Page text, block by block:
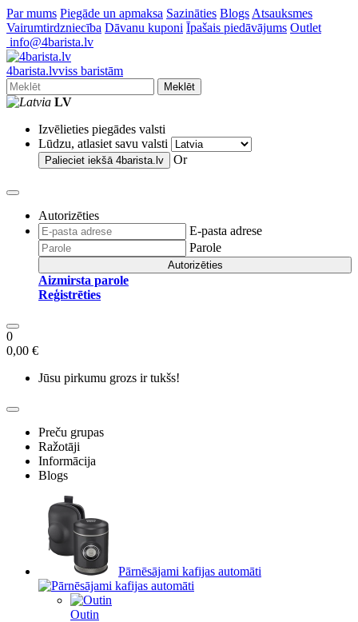
Par mums Piegāde un apmaksa Sazināties Blogs Atsauksmes
Vairumtirdzniecība Dāvanu kuponi Īpašais piedāvājums Outlet
info@4barista.lv
4barista.lvviss baristām
Meklēt
LV
Izvēlieties piegādes valsti
Lūdzu, atlasiet savu valsti
Palieciet iekšā 4barista.lv Or
Autorizēties
E-pasta adrese
Parole
Autorizēties
Aizmirsta parole
Reģistrēties
0
0,00 €
Jūsu pirkumu grozs ir tukšs!
Preču grupas
Ražotāji
Informācija
Blogs
Pārnēsājami kafijas automāti
Outin